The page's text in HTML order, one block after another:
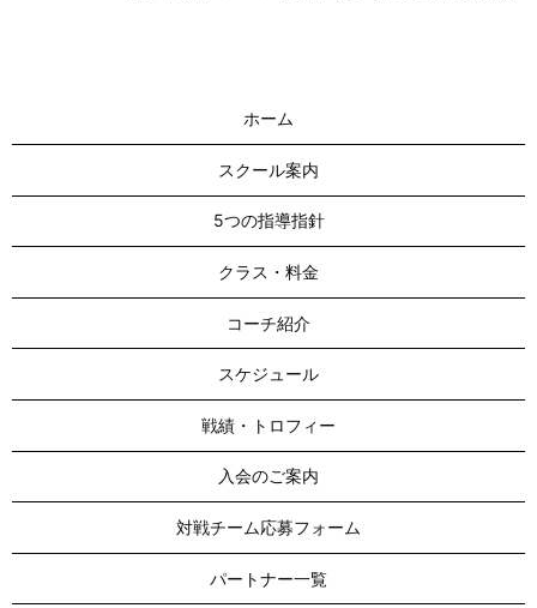
ホーム
スクール案内
5つの指導指針
クラス・料金
コーチ紹介
スケジュール
戦績・トロフィー
入会のご案内
対戦チーム応募フォーム
パートナー一覧